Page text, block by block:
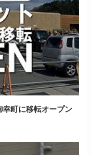
幸町に移転オープン